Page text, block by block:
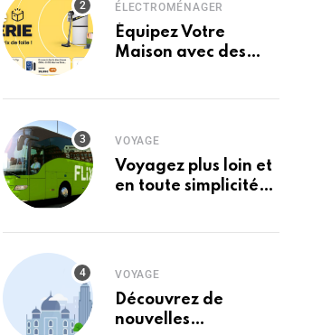
ÉLECTROMÉNAGER
Équipez Votre
Maison avec des
VOYAGE
Voyagez plus loin et
en toute simplicité
VOYAGE
Découvrez de
nouvelles